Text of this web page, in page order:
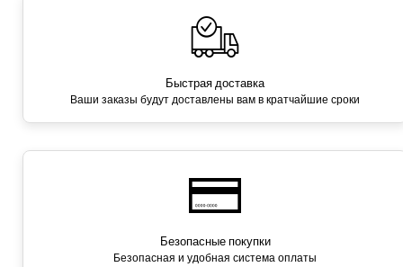
Быстрая доставка
Ваши заказы будут доставлены вам в кратчайшие сроки
Безопасные покупки
Безопасная и удобная система оплаты